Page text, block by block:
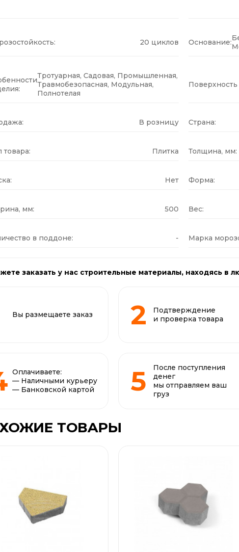
20 циклов Основание:
Тротуарная, Садовая, Промышленная,
Травмобезопасная, Модульная,
Полнотелая
В розницу Страна:
товара: Плитка Толщина, мм:
Нет Форма:
мм: 500 Вес:
в поддоне: - Марка
заказать у нас строительные материалы, находясь в
Вы размещаете заказ
Подтверждение
и проверка товара
Оплачиваете:
— Наличными курьеру
— Банковской картой
После поступления
денег
мы отправляем ваш
груз
ТОВАРЫ